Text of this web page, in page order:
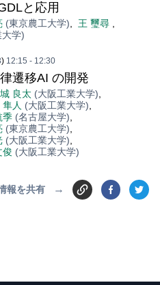
と応用
(東京農工大学) 王 璽尋
学)
) 12:15 - 12:30
遷移AI の開発
良太 (大阪工業大学)
人 (大阪工業大学)
季 (名古屋大学)
(東京農工大学)
(大阪工業大学)
俊 (大阪工業大学)
報を共有 →